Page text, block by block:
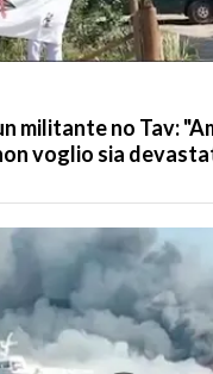
militante no Tav:
voglio sia